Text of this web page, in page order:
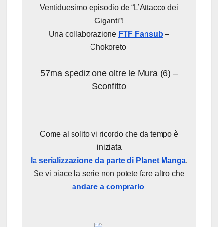
Ventiduesimo episodio de “L’Attacco dei
Giganti”!
Una collaborazione FTF Fansub –
Chokoreto!
57ma spedizione oltre le Mura (6) –
Sconfitto
Come al solito vi ricordo che da tempo è
iniziata
la serializzazione da parte di Planet Manga.
Se vi piace la serie non potete fare altro che
andare a comprarlo!